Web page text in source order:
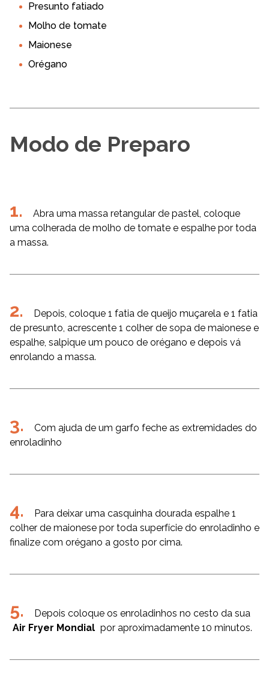
Presunto fatiado
Molho de tomate
Maionese
Orégano
Modo de Preparo
Abra uma massa retangular de pastel, coloque
uma colherada de molho de tomate e espalhe por toda
a massa.
Depois, coloque 1 fatia de queijo muçarela e 1 fatia
de presunto, acrescente 1 colher de sopa de maionese e
espalhe, salpique um pouco de orégano e depois vá
enrolando a massa.
Com ajuda de um garfo feche as extremidades do
enroladinho
Para deixar uma casquinha dourada espalhe 1
colher de maionese por toda superfície do enroladinho e
finalize com orégano a gosto por cima.
Depois coloque os enroladinhos no cesto da sua
Air Fryer Mondial por aproximadamente 10 minutos.